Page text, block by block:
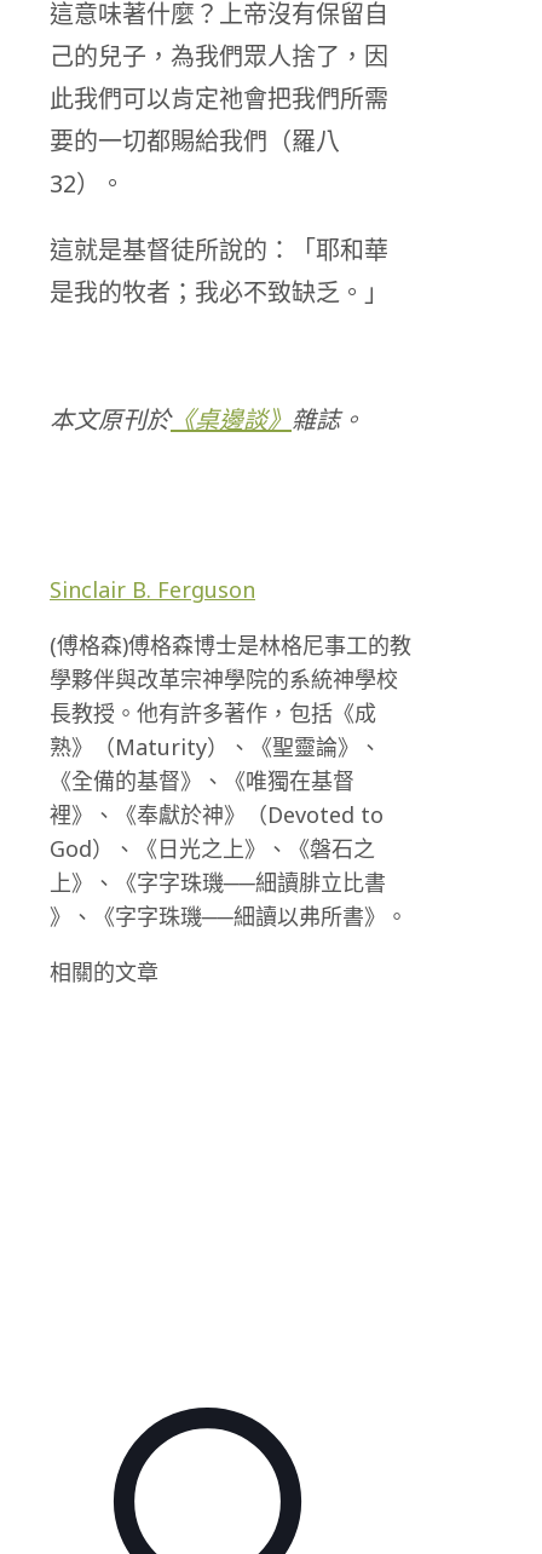
這意味著什麼？上帝沒有保留自
己的兒子，為我們眾人捨了，因
此我們可以肯定祂會把我們所需
要的一切都賜給我們（羅八
32）。
這就是基督徒所說的：「耶和華
是我的牧者；我必不致缺乏。」
本文原刊於《桌邊談》 雜誌。
Sinclair B. Ferguson
(傅格森)傅格森博士是林格尼事工的教
學夥伴與改革宗神學院的系統神學校
長教授。他有許多著作，包括《成
熟》（Maturity）、《聖靈論》、
《全備的基督》、《唯獨在基督
裡》、《奉獻於神》（Devoted to
God）、《日光之上》、《磐石之
上》、《字字珠璣──細讀腓立比書
》、《字字珠璣──細讀以弗所書》。
相關的文章